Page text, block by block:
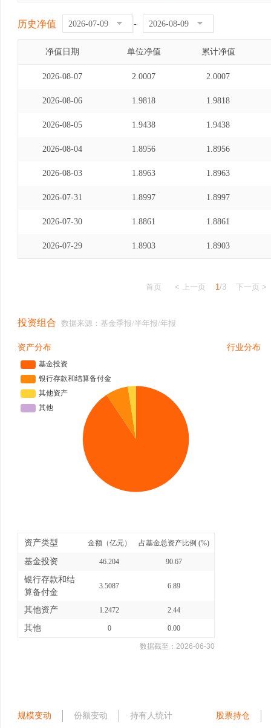
历史净值 -
净值日期 单位净值 累计净值
2026-08-07 2.0007 2.0007
2026-08-06 1.9818 1.9818
2026-08-05 1.9438 1.9438
2026-08-04 1.8956 1.8956
2026-08-03 1.8963 1.8963
2026-07-31 1.8997 1.8997
2026-07-30 1.8861 1.8861
2026-07-29 1.8903 1.8903
首页 < 上一页 1/3 下一页 >
投资组合 数据来源：基金季报/半年报/年报
资产分布
资产类型 金额（亿元） 占基金总资产比例 (%)
基金投资 46.204 90.67
银行存款和结
算备付金
3.5087 6.89
其他资产 1.2472 2.44
其他 0 0.00
数据截至： 2026-06-30
行业分布
规模变动 份额变动 持有人统计 股票持仓